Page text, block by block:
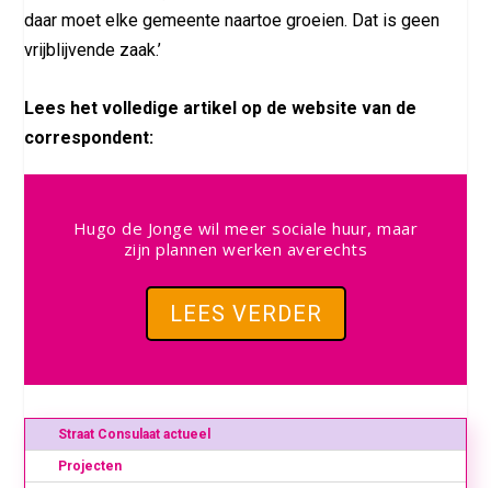
daar moet elke gemeente naartoe groeien. Dat is geen
vrijblijvende zaak.’
Lees het volledige artikel op de website van de
correspondent:
Hugo de Jonge wil meer sociale huur, maar
zijn plannen werken averechts
LEES VERDER
Straat Consulaat actueel
Projecten